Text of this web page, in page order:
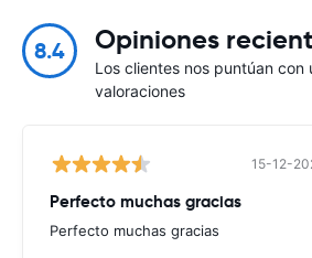
8.4 Opiniones
Los clientes nos puntúan
valoraciones
15-12-
Perfecto muchas gracias
Perfecto muchas gracias